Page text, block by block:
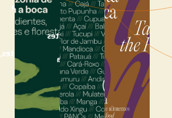
Amazônia
de
boca a
boca -
Ingredientes,
gentes
e
florestas
Veja o
Mapa
de
ingredientes
-
Amazônia
boca a
boca
Veja o
relatório
Floresta
na
Boca
Encontre
o livro